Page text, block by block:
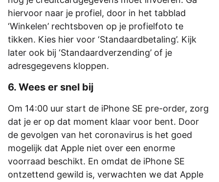
hiervoor naar je profiel, door in het tabblad
‘Winkelen’ rechtsboven op je profielfoto te
tikken. Kies hier voor ‘Standaardbetaling’. Kijk
later ook bij ‘Standaardverzending’ of je
adresgegevens kloppen.
6. Wees er snel bij
Om 14:00 uur start de iPhone SE pre-order, zorg
dat je er op dat moment klaar voor bent. Door
de gevolgen van het coronavirus is het goed
mogelijk dat Apple niet over een enorme
voorraad beschikt. En omdat de iPhone SE
ontzettend gewild is, verwachten we dat Apple